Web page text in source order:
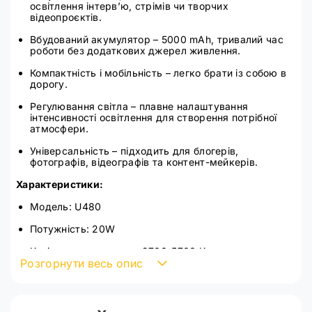
освітлення інтерв’ю, стрімів чи творчих
відеопроєктів.
Вбудований акумулятор – 5000 mAh, тривалий час
роботи без додаткових джерел живлення.
Компактність і мобільність – легко брати із собою в
дорогу.
Регулювання світла – плавне налаштування
інтенсивності освітлення для створення потрібної
атмосфери.
Універсальність – підходить для блогерів,
фотографів, відеографів та контент-мейкерів.
Характеристики:
Модель: U480
Потужність: 20W
Колірна температура: 2700-5700 К
Режими світіння: холодний / нейтральний / теплий
Розгорнути весь опис